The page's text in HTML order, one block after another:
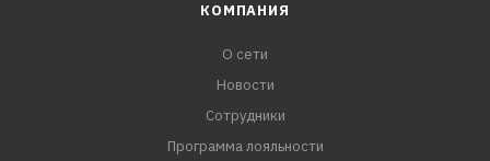
КОМПАНИЯ
О сети
Новости
Сотрудники
Программа лояльности